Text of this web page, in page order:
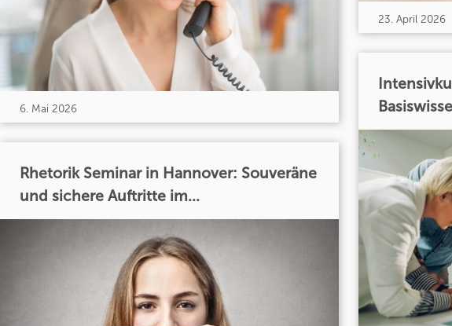
6. Mai 2026
Rhetorik Seminar in Hannover: Souveräne
und sichere Auftritte im...
23. April 2026